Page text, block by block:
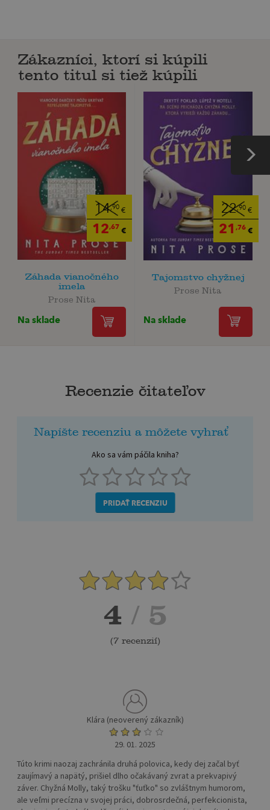
Zákazníci, ktorí si kúpili
tento titul si tiež kúpili
14,90€
12,67 €
Záhada vianočného
imela
Prose Nita
Na sklade
22,90€
21 ,76€
Tajomstvo chyžnej
Prose Nita
Na sklade
Recenzie čitateľov
Napíšte recenziu a môžete vyhrať
Ako sa vám páčila kniha?
PRIDAŤ RECENZIU
4 / 5
(7 recenzií)
Klára (neoverený zákazník)
29. 01. 2025
Túto krimi naozaj zachránila druhá polovica, kedy dej začal byť
zaujímavý a napätý, prišiel dlho očakávaný zvrat a prekvapivý
záver. Chyžná Molly, taký trošku "ťuťko" so zvláštnym humorom,
ale veľmi precízna v svojej práci, dobrosrdečná, perfekcionista,